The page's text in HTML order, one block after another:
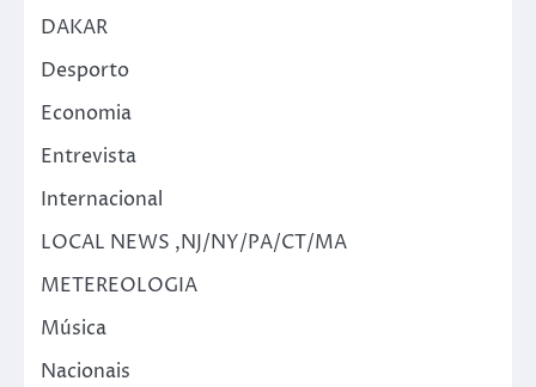
DAKAR
Desporto
Economia
Entrevista
Internacional
LOCAL NEWS ,NJ/NY/PA/CT/MA
METEREOLOGIA
Música
Nacionais